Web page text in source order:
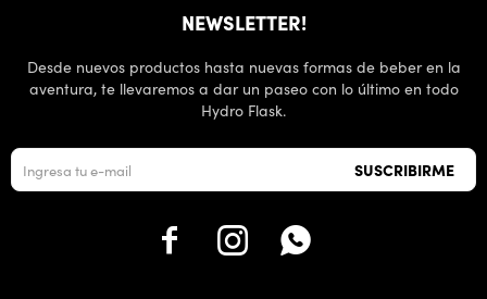
NEWSLETTER!
Desde nuevos productos hasta nuevas formas de beber en la
aventura, te llevaremos a dar un paseo con lo último en todo
Hydro Flask.
SUSCRIBIRME
  